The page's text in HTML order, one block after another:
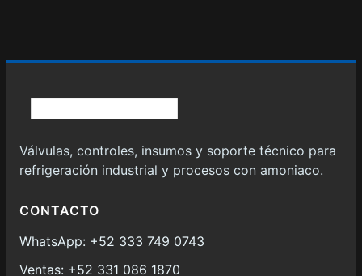
Válvulas, controles, insumos y soporte técnico para
refrigeración industrial y procesos con amoniaco.
CONTACTO
WhatsApp: +52 333 749 0743
Ventas: +52 331 086 1870